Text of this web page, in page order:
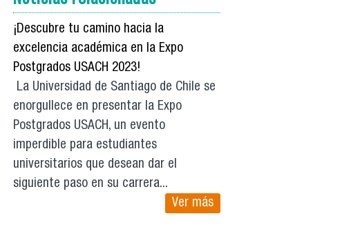
¡Descubre tu camino hacia la
excelencia académica en la Expo
Postgrados USACH 2023!
La Universidad de Santiago de Chile se
enorgullece en presentar la Expo
Postgrados USACH, un evento
imperdible para estudiantes
universitarios que desean dar el
siguiente paso en su carrera...
Ver más